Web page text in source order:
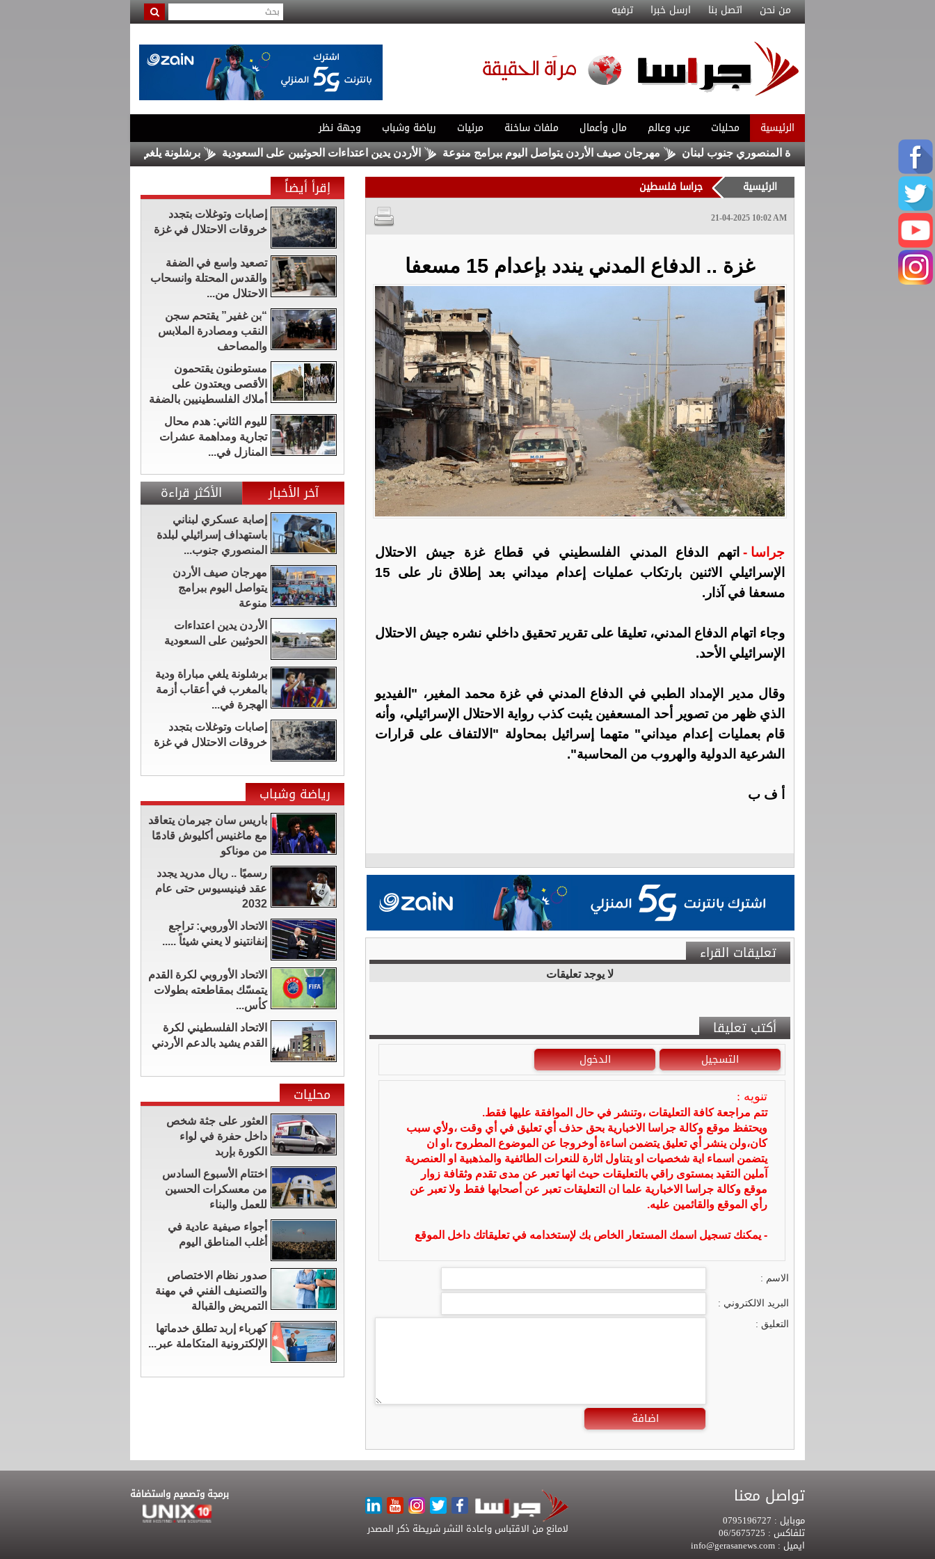
من نحن اتصل بنا ارسل خبرا ترفيه
الرئيسية محليات عرب وعالم مال وأعمال ملفات ساخنة مرئيات رياضة وشباب وجهة نظر
باستهداف إسرائيلي لبلدة المنصوري جنوب لبنان مهرجان صيف الأردن يتواصل اليوم ببرامج منوعة الأردن يدين اعتداءات الحوثيين على السعودية برشلونة يلغي مباراة ودية بالمغرب في أعقاب
الرئيسية جراسا فلسطين
21-04-2025 10:02 AM
غزة .. الدفاع المدني يندد بإعدام 15 مسعفا
جراسا - اتهم الدفاع المدني الفلسطيني في قطاع غزة جيش الاحتلال
الإسرائيلي الاثنين بارتكاب عمليات إعدام ميداني بعد إطلاق نار على 15
مسعفا في آذار.
وجاء اتهام الدفاع المدني، تعليقا على تقرير تحقيق داخلي نشره جيش الاحتلال
الإسرائيلي الأحد.
وقال مدير الإمداد الطبي في الدفاع المدني في غزة محمد المغير، "الفيديو
الذي ظهر من تصوير أحد المسعفين يثبت كذب رواية الاحتلال الإسرائيلي، وأنه
قام بعمليات إعدام ميداني" متهما إسرائيل بمحاولة "الالتفاف على قرارات
الشرعية الدولية والهروب من المحاسبة".
أ ف ب
تعليقات القراء
لا يوجد تعليقات
أكتب تعليقا
التسجيل الدخول
تنويه :
تتم مراجعة كافة التعليقات ،وتنشر في حال الموافقة عليها فقط.
ويحتفظ موقع وكالة جراسا الاخبارية بحق حذف أي تعليق في أي وقت ،ولأي سبب
كان،ولن ينشر أي تعليق يتضمن اساءة أوخروجا عن الموضوع المطروح ،او ان
يتضمن اسماء اية شخصيات او يتناول اثارة للنعرات الطائفية والمذهبية او العنصرية
آملين التقيد بمستوى راقي بالتعليقات حيث انها تعبر عن مدى تقدم وثقافة زوار
موقع وكالة جراسا الاخبارية علما ان التعليقات تعبر عن أصحابها فقط ولا تعبر عن
رأي الموقع والقائمين عليه.
- يمكنك تسجيل اسمك المستعار الخاص بك لإستخدامه في تعليقاتك داخل الموقع
الاسم :
البريد الالكتروني :
التعليق :
اضافة
إقرأ أيضاً
إصابات وتوغلات بتجدد
خروقات الاحتلال في غزة
تصعيد واسع في الضفة
والقدس المحتلة وانسحاب
الاحتلال من...
“بن غفير” يقتحم سجن
النقب ومصادرة الملابس
والمصاحف
مستوطنون يقتحمون
الأقصى ويعتدون على
أملاك الفلسطينيين بالضفة
لليوم الثاني: هدم محال
تجارية ومداهمة عشرات
المنازل في...
آخر الأخبار الأكثر قراءة
إصابة عسكري لبناني
باستهداف إسرائيلي لبلدة
المنصوري جنوب...
مهرجان صيف الأردن
يتواصل اليوم ببرامج
منوعة
الأردن يدين اعتداءات
الحوثيين على السعودية
برشلونة يلغي مباراة ودية
بالمغرب في أعقاب أزمة
الهجرة في...
إصابات وتوغلات بتجدد
خروقات الاحتلال في غزة
رياضة وشباب
باريس سان جيرمان يتعاقد
مع ماغنيس أكليوش قادمًا
من موناكو
رسميًا .. ريال مدريد يجدد
عقد فينيسيوس حتى عام
2032
الاتحاد الأوروبي: تراجع
إنفانتينو لا يعني شيئاً .....
الاتحاد الأوروبي لكرة القدم
يتمسّك بمقاطعته بطولات
كأس...
الاتحاد الفلسطيني لكرة
القدم يشيد بالدعم الأردني
محليات
العثور على جثة شخص
داخل حفرة في لواء
الكورة بإربد
اختتام الأسبوع السادس
من معسكرات الحسين
للعمل والبناء
أجواء صيفية عادية في
أغلب المناطق اليوم
صدور نظام الاختصاص
والتصنيف الفني في مهنة
التمريض والقبالة
كهرباء إربد تطلق خدماتها
الإلكترونية المتكاملة عبر...
تواصل معنا
موبايل :
تلفاكس :
ايميل :
لامانع من الاقتباس واعادة النشر شريطة ذكر المصدر
برمجة وتصميم واستضافة